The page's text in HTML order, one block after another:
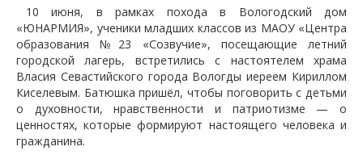
10 июня, в рамках похода в Вологодский дом
«ЮНАРМИЯ», ученики младших классов из МАОУ «Центра
образования №23 «Созвучие», посещающие летний
городской лагерь, встретились с настоятелем храма
Власия Севастийского города Вологды иереем Кириллом
Киселевым. Батюшка пришёл, чтобы поговорить с детьми
о духовности, нравственности и патриотизме — о
ценностях, которые формируют настоящего человека и
гражданина.